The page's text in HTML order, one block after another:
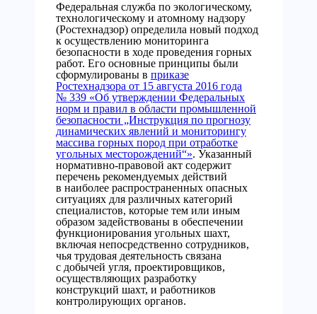
Федеральная служба по экологическому,
технологическому и атомному надзору
(Ростехнадзор) определила новый подход
к осуществлению мониторинга
безопасности в ходе проведения горных
работ. Его основные принципы были
сформулированы в приказе
Ростехнадзора от 15 августа 2016 года
№ 339 «Об утверждении Федеральных
норм и правил в области промышленной
безопасности „Инструкция по прогнозу
динамических явлений и мониторингу
массива горных пород при отработке
угольных месторождений“». Указанный
нормативно-правовой акт содержит
перечень рекомендуемых действий
в наиболее распространенных опасных
ситуациях для различных категорий
специалистов, которые тем или иным
образом задействованы в обеспечении
функционирования угольных шахт,
включая непосредственно сотрудников,
чья трудовая деятельность связана
с добычей угля, проектировщиков,
осуществляющих разработку
конструкций шахт, и работников
контролирующих органов.